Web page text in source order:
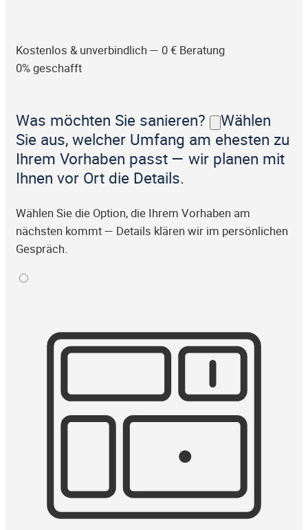
Kostenlos & unverbindlich — 0 € Beratung
0% geschafft
Was möchten Sie sanieren?
Wählen
Sie aus, welcher Umfang am ehesten zu
Ihrem Vorhaben passt — wir planen mit
Ihnen vor Ort die Details.
Wählen Sie die Option, die Ihrem Vorhaben am
nächsten kommt — Details klären wir im persönlichen
Gespräch.